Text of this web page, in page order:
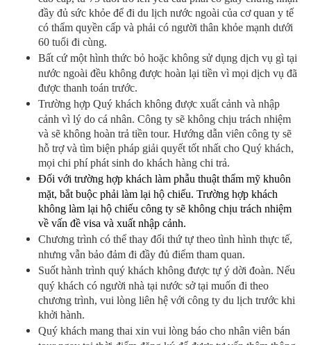
đầy đủ sức khỏe để đi du lịch nước ngoài của cơ quan y tế
có thẩm quyền cấp và phải có người thân khỏe mạnh dưới
60 tuổi đi cùng.
Bất cứ một hình thức bỏ hoặc không sử dụng dịch vụ gì tại
nước ngoài đều không được hoàn lại tiền vì mọi dịch vụ đã
được thanh toán trước.
Trường hợp Quý khách không được xuất cảnh và nhập
cảnh vì lý do cá nhân. Công ty sẽ không chịu trách nhiệm
và sẽ không hoàn trả tiền tour. Hướng dẫn viên công ty sẽ
hỗ trợ và tìm biện pháp giải quyết tốt nhất cho Quý khách,
mọi chi phí phát sinh do khách hàng chi trả.
Đối với trường hợp khách làm phẫu thuật thẩm mỹ khuôn
mặt, bắt buộc phải làm lại hộ chiếu. Trường hợp khách
không làm lại hộ chiếu công ty sẽ không chịu trách nhiệm
về vấn đề visa và xuất nhập cảnh.
Chương trình có thể thay đổi thứ tự theo tình hình thực tế,
nhưng vẫn bảo đảm đi đầy đủ điểm tham quan.
Suốt hành trình quý khách không được tự ý dời đoàn. Nếu
quý khách có người nhà tại nước sở tại muốn đi theo
chương trình, vui lòng liên hệ với công ty du lịch trước khi
khởi hành.
Quý khách mang thai xin vui lòng báo cho nhân viên bán